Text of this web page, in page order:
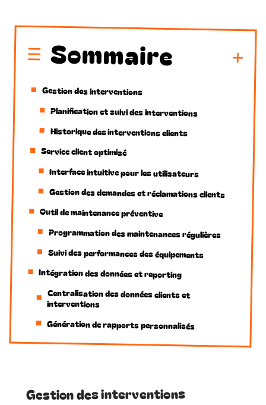
Sommaire
Gestion des interventions
Planification et suivi des interventions
Historique des interventions clients
Service client optimisé
Interface intuitive pour les utilisateurs
Gestion des demandes et réclamations clients
Outil de maintenance préventive
Programmation des maintenances régulières
Suivi des performances des équipements
Intégration des données et reporting
Centralisation des données clients et
interventions
Génération de rapports personnalisés
Gestion des interventions